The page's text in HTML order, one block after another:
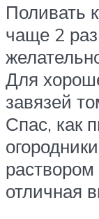
Поливать
чаще 2
Для
завязей
Спас, как
отличная